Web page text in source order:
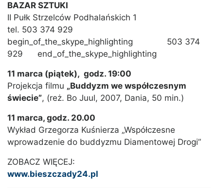
BAZAR SZTUKI
II Pułk Strzelców Podhalańskich 1
tel. 503 374 929
begin_of_the_skype_highlighting 503 374
929 end_of_the_skype_highlighting
11 marca (piątek), godz. 19:00
Projekcja filmu „Buddyzm we współczesnym
świecie”, (reż. Bo Juul, 2007, Dania, 50 min.)
11 marca, godz. 20.00
Wykład Grzegorza Kuśnierza „Współczesne
wprowadzenie do buddyzmu Diamentowej Drogi”
ZOBACZ WIĘCEJ:
www.bieszczady24.pl